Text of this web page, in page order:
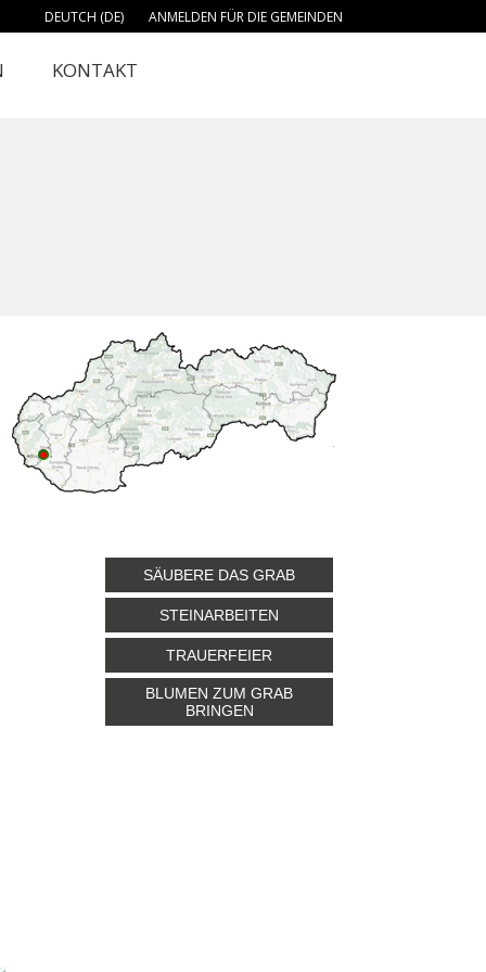
DEUTCH (DE) ANMELDEN FÜR DIE GEMEINDEN
KONTAKT
SÄUBERE DAS GRAB
STEINARBEITEN
TRAUERFEIER
BLUMEN ZUM GRAB
BRINGEN